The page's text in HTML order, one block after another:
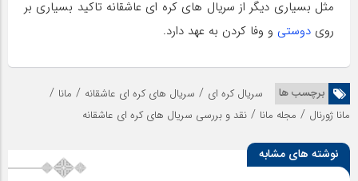
مثل بسیاری دیگر از سریال های کره ای عاشقانه تاکید بسیاری بر
روی دوستی و وفا کردن به عهد دارد.
برچسب ها سریال کره ای / سریال های کره ای عاشقانه / مانا /
مانا ژورنال / مجله مانا / نقد و بررسی سریال های کره ای عاشقانه
نوشته های مشابه